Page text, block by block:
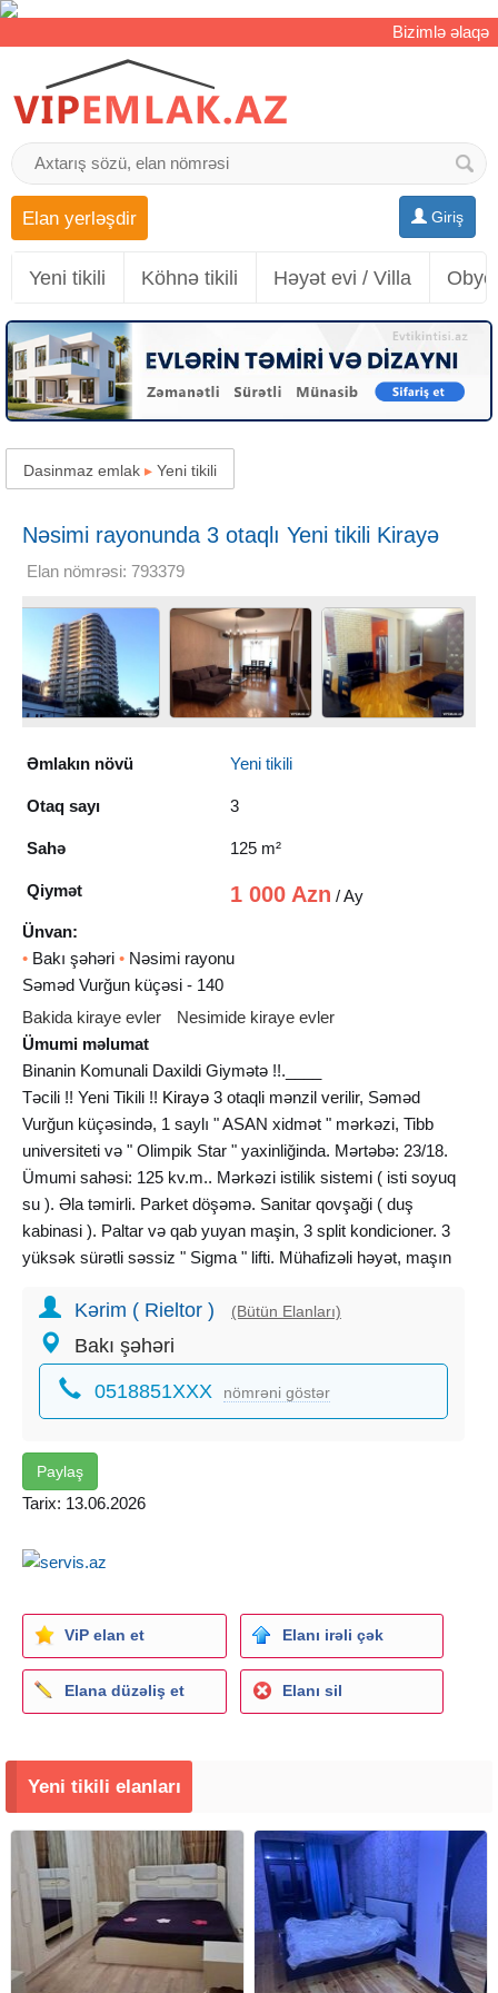
Bizimlə əlaqə
Giriş
Elan yerləşdir
Yeni tikili Köhnə tikili Həyət evi / Villa
Dasinmaz emlak ▸ Yeni tikili
Nəsimi rayonunda 3 otaqlı Yeni tikili Kirayə
verilir, 125 m²
Elan nömrəsi: 793379
Əmlakın növü Yeni tikili
Otaq sayı 3
Sahə 125 m²
Qiymət 1 000 Azn / Ay
Ünvan:
• Bakı şəhəri • Nəsimi rayonu
Səməd Vurğun küçəsi - 140
Bakida kiraye evler
Nesimide kiraye evler
Ümumi məlumat
Binanin Komunali Daxildi Giymətə !!.____
Təcili !! Yeni Tikili !! Kirayə 3 otaqli mənzil verilir, Səməd
Vurğun küçəsində, 1 saylı " ASAN xidmət " mərkəzi, Tibb
universiteti və " Olimpik Star " yaxinliğinda. Mərtəbə: 23/18.
Ümumi sahəsi: 125 kv.m.. Mərkəzi istilik sistemi ( isti soyuq
su ). Əla təmirli. Parket döşəmə. Sanitar qovşaği ( duş
kabinasi ). Paltar və qab yuyan maşin, 3 split kondicioner. 3
yüksək sürətli səssiz " Sigma " lifti. Mühafizəli həyət, maşın
Комунальные Услуги Дома Входят В Цену !!.____
Срочно !! Новостройка !! Сдаётся 3-х комнатная
квартира, по улице Самед Вургун, около Центрa услуг "
АСАН " номер 1, Медицинского университета и "
Централизованное отопление ( горячая холодная вода ).
Отличный ремонт. Пол паркет. Санузел ( душ кабина ).
кондиционера. 3 скоростных бесшумных лифта " Cигма
Kərim ( Rieltor ) (Bütün Elanları)
Bakı şəhəri
0518851XXX nömrəni göstər
Paylaş
Tarix: 13.06.2026
ViP elan et Elanı irəli çək
Elana düzəliş et Elanı sil
Yeni tikili elanları